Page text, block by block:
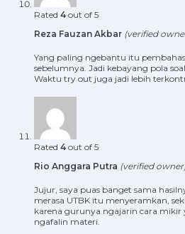
Rated 4 out of 5
Reza Fauzan Akbar (verified
Yang paling ngebantu itu
sebelumnya. Jadi kebayang pola
Waktu try out juga jadi lebih
Rated 4 out of 5
Rio Anggara Putra (verified
Jujur, saya puas banget sama
merasa UTBK itu menyeramkan,
karena gurunya ngajarin cara mikir
ngafalin materi.